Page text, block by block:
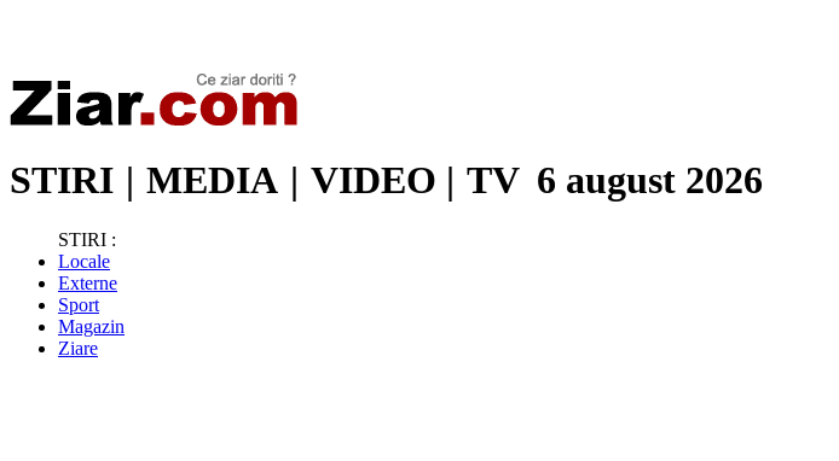
STIRI | MEDIA | VIDEO | TV 6 august 2026
STIRI :
Locale
Externe
Sport
Magazin
Ziare